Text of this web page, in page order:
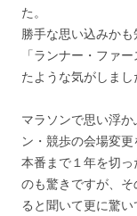
た。
勝手な思い込みか
「ランナー・ファ
たような気がしまし
マラソンで思い浮
ン・競歩の会場変更
本番まで１年を切
のも驚きですが、
ると聞いて更に驚い